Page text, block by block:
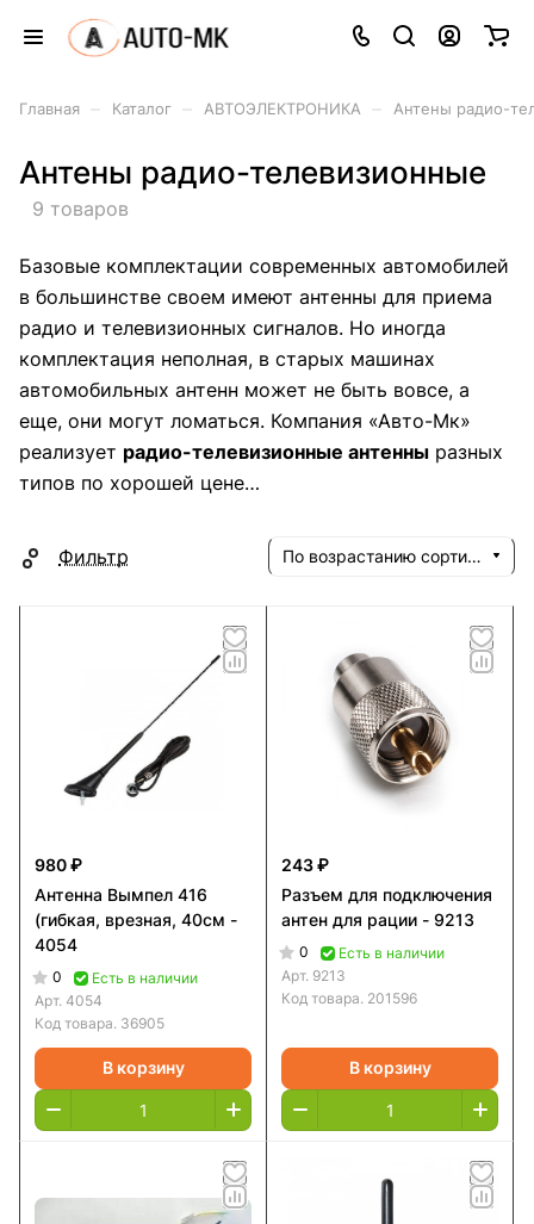
Главная Каталог АВТОЭЛЕКТРОНИКА Антены радио-
Антены радио-телевизионные
9 товаров
Базовые комплектации современных автомобилей
в большинстве своем имеют антенны для приема
радио и телевизионных сигналов. Но иногда
комплектация неполная, в старых машинах
автомобильных антенн может не быть вовсе, а
еще, они могут ломаться. Компания «Авто-Мк»
реализует радио-телевизионные антенны разных
типов по хорошей цене…
Фильтр По возрастанию сортировки
980 ₽
Антенна Вымпел 416
(гибкая, врезная, 40см -
4054
0
Есть в наличии
Арт. 4054
Код товара. 36905
В корзину
243 ₽
Разъем для подключения
антен для рации - 9213
0
Есть в наличии
Арт. 9213
Код товара. 201596
В корзину